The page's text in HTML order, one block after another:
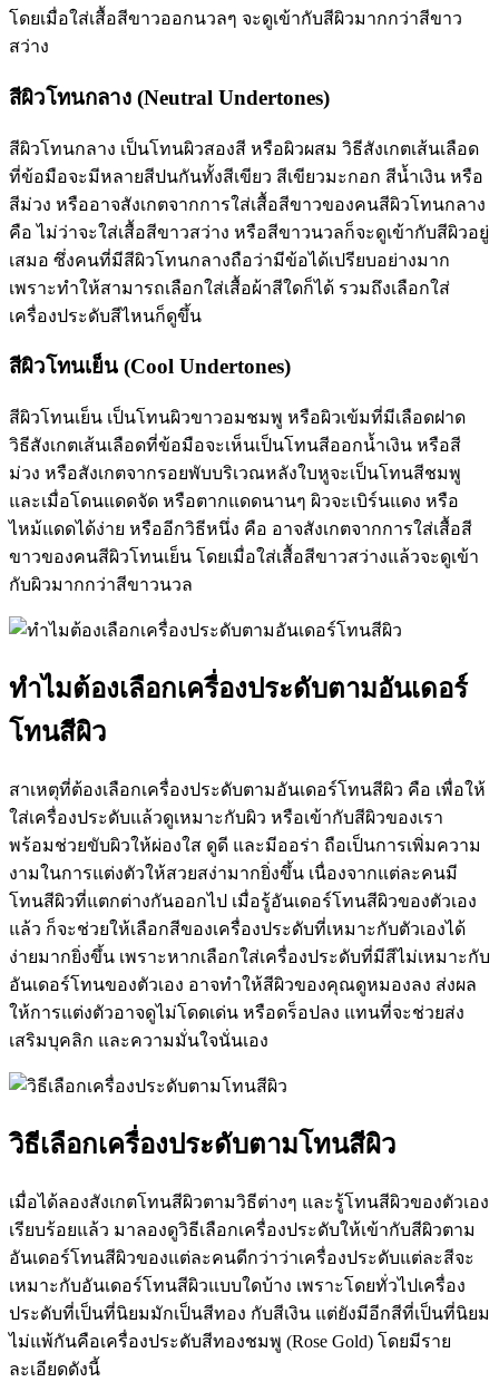
โดยเมื่อใส่เสื้อสีขาวออกนวลๆ จะดูเข้ากับสีผิวมากกว่าสีขาว
สว่าง
สีผิวโทนกลาง (Neutral Undertones)
สีผิวโทนกลาง เป็นโทนผิวสองสี หรือผิวผสม วิธีสังเกตเส้นเลือด
ที่ข้อมือจะมีหลายสีปนกันทั้งสีเขียว สีเขียวมะกอก สีน้ำเงิน หรือ
สีม่วง หรืออาจสังเกตจากการใส่เสื้อสีขาวของคนสีผิวโทนกลาง
คือ ไม่ว่าจะใส่เสื้อสีขาวสว่าง หรือสีขาวนวลก็จะดูเข้ากับสีผิวอยู่
เสมอ ซึ่งคนที่มีสีผิวโทนกลางถือว่ามีข้อได้เปรียบอย่างมาก
เพราะทำให้สามารถเลือกใส่เสื้อผ้าสีใดก็ได้ รวมถึงเลือกใส่
เครื่องประดับสีไหนก็ดูขึ้น
สีผิวโทนเย็น (Cool Undertones)
สีผิวโทนเย็น เป็นโทนผิวขาวอมชมพู หรือผิวเข้มที่มีเลือดฝาด
วิธีสังเกตเส้นเลือดที่ข้อมือจะเห็นเป็นโทนสีออกน้ำเงิน หรือสี
ม่วง หรือสังเกตจากรอยพับบริเวณหลังใบหูจะเป็นโทนสีชมพู
และเมื่อโดนแดดจัด หรือตากแดดนานๆ ผิวจะเบิร์นแดง หรือ
ไหม้แดดได้ง่าย หรืออีกวิธีหนึ่ง คือ อาจสังเกตจากการใส่เสื้อสี
ขาวของคนสีผิวโทนเย็น โดยเมื่อใส่เสื้อสีขาวสว่างแล้วจะดูเข้า
กับผิวมากกว่าสีขาวนวล
ทำไมต้องเลือกเครื่องประดับตามอันเดอร์
โทนสีผิว
สาเหตุที่ต้องเลือกเครื่องประดับตามอันเดอร์โทนสีผิว คือ เพื่อให้
ใส่เครื่องประดับแล้วดูเหมาะกับผิว หรือเข้ากับสีผิวของเรา
พร้อมช่วยขับผิวให้ผ่องใส ดูดี และมีออร่า ถือเป็นการเพิ่มความ
งามในการแต่งตัวให้สวยสง่ามากยิ่งขึ้น เนื่องจากแต่ละคนมี
โทนสีผิวที่แตกต่างกันออกไป เมื่อรู้อันเดอร์โทนสีผิวของตัวเอง
แล้ว ก็จะช่วยให้เลือกสีของเครื่องประดับที่เหมาะกับตัวเองได้
ง่ายมากยิ่งขึ้น เพราะหากเลือกใส่เครื่องประดับที่มีสีไม่เหมาะกับ
อันเดอร์โทนของตัวเอง อาจทำให้สีผิวของคุณดูหมองลง ส่งผล
ให้การแต่งตัวอาจดูไม่โดดเด่น หรือดร็อปลง แทนที่จะช่วยส่ง
เสริมบุคลิก และความมั่นใจนั่นเอง
วิธีเลือกเครื่องประดับตามโทนสีผิว
เมื่อได้ลองสังเกตโทนสีผิวตามวิธีต่างๆ และรู้โทนสีผิวของตัวเอง
เรียบร้อยแล้ว มาลองดูวิธีเลือกเครื่องประดับให้เข้ากับสีผิวตาม
อันเดอร์โทนสีผิวของแต่ละคนดีกว่าว่าเครื่องประดับแต่ละสีจะ
เหมาะกับอันเดอร์โทนสีผิวแบบใดบ้าง เพราะโดยทั่วไปเครื่อง
ประดับที่เป็นที่นิยมมักเป็นสีทอง กับสีเงิน แต่ยังมีอีกสีที่เป็นที่นิยม
ไม่แพ้กันคือเครื่องประดับสีทองชมพู (Rose Gold) โดยมีราย
ละเอียดดังนี้